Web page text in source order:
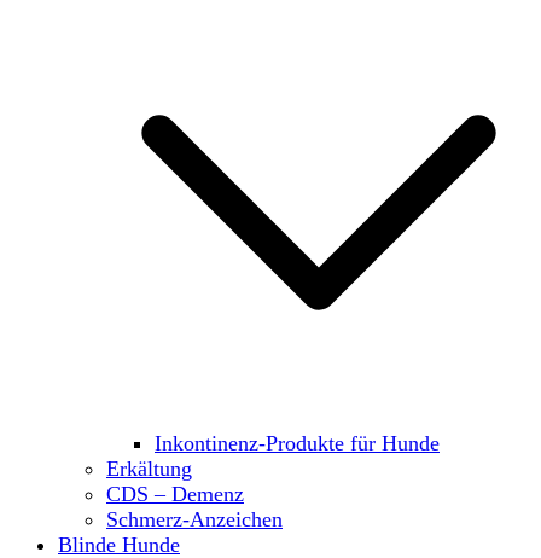
Inkontinenz-Produkte für Hunde
Erkältung
CDS – Demenz
Schmerz-Anzeichen
Blinde Hunde